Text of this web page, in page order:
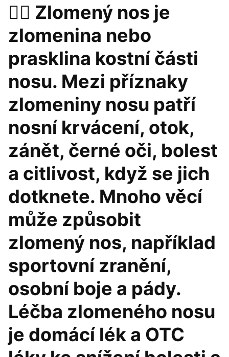
👨‍⚕️ Zlomený nos je
zlomenina nebo
prasklina kostní části
nosu. Mezi příznaky
zlomeniny nosu patří
nosní krvácení, otok,
zánět, černé oči, bolest
a citlivost, když se jich
dotknete. Mnoho věcí
může způsobit
zlomený nos, například
sportovní zranění,
osobní boje a pády.
Léčba zlomeného nosu
je domácí lék a OTC